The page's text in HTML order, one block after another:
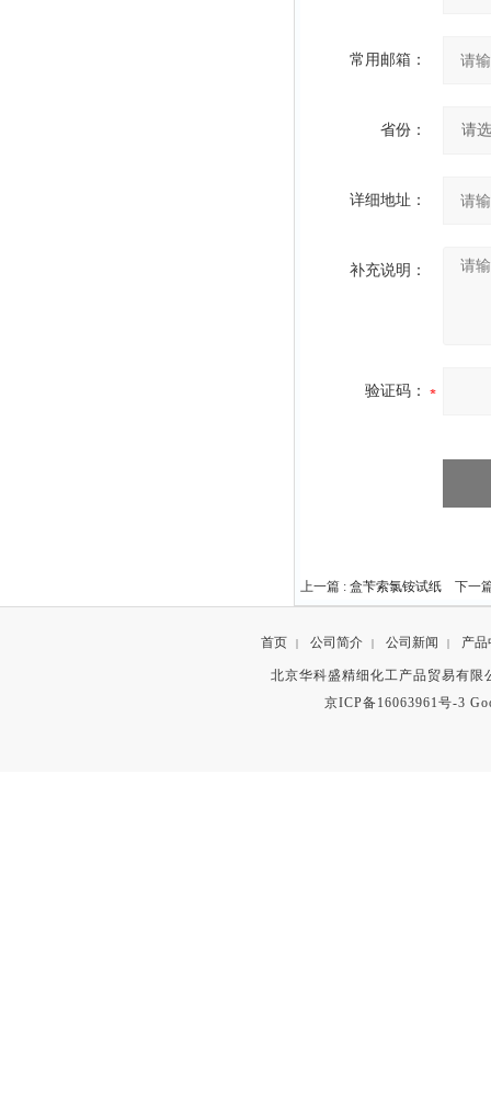
常用邮箱：
省份：
详细地址：
补充说明：
验证码：
上一篇 : 盒苄索氯铵试纸 下一
首页 | 公司简介 | 公司新闻 | 产品
北京华科盛精细化工产品贸易有
京ICP备16063961号-3